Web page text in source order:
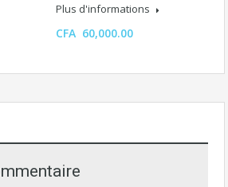
Plus d'informations
CFA 60,000.00